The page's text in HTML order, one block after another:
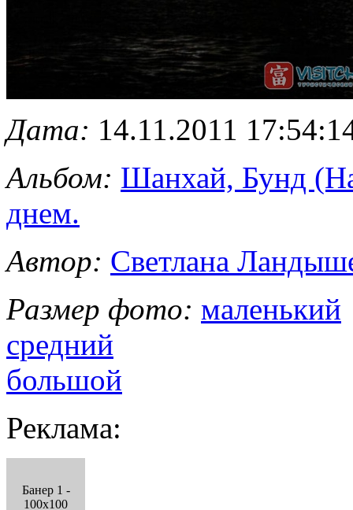
Дата: 14.11.2011
Альбом: Шанхай, Бунд
днем.
Автор: Светлана
Размер фото: маленький
средний
большой
Реклама:
Банер 1 -
100x100